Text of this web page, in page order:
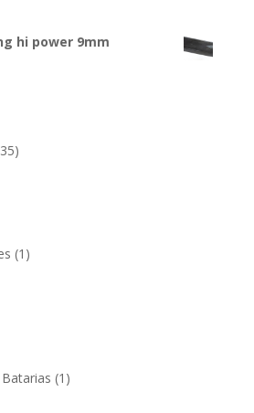
hi power 9mm
(1)
(1)